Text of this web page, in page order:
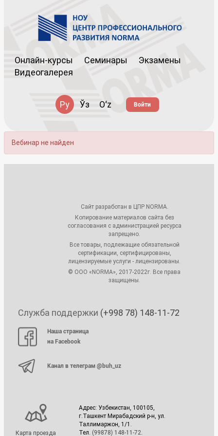
Онлайн-курсы Семинары
Экзамены
Видеогалерея
Ру Ўз Oʻz Войти
Вебинар не найден
Сайт разработан в ЦПР NORMA.
Копирование материалов сайта без
согласования с администрацией ресурса
запрещено.
Все товары, подлежащие обязательной
сертификации, сертифицированы,
лицензируемые услуги - лицензированы.
© ООО «NORMA», 2017-2022г. Все права
защищены.
Служба поддержки (+998 78) 148-11-72
Наша страница
на Facebook
Канал в телеграм @buh_uz
Карта проезда
Адрес: Узбекистан, 100105,
г.Ташкент Мирабадский р-н, ул.
Таллимаржон, 1/1.
Тел. (99878) 148-11-72